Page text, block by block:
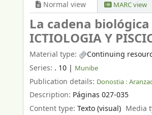
Normal view MARC view
La cadena
ICTIOLOGIA Y
Material type:
Continuing
Series: . 10 | Munibe
Publication details: Donostia :
Description: Páginas 027-035
Content type: Texto (visual) Media